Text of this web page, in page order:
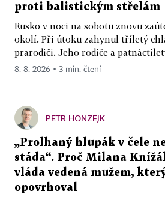
proti balistickým střelám
Rusko v noci na sobotu znovu
okolí. Při útoku zahynul tříletý
prarodiči. Jeho rodiče a
8. 8. 2026 ▪ 3 min. čtení
PETR HONZEJK
„Prolhaný hlupák v čele
stáda“. Proč Milana
vláda vedená mužem,
opovrhoval